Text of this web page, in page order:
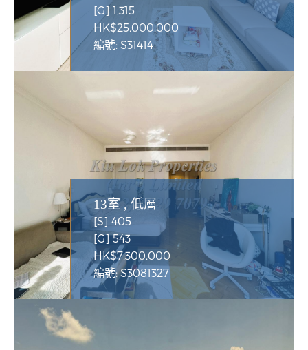
[G] 1,315
HK$25,000,000
編號: S31414
13室 , 低層
[S] 405
[G] 543
HK$7,300,000
編號: S3081327